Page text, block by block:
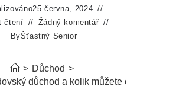
25 června, 2024
čtení
Žádný komentář
ByŠťastný Senior
> Důchod >
důchod a kolik můžete očekávat